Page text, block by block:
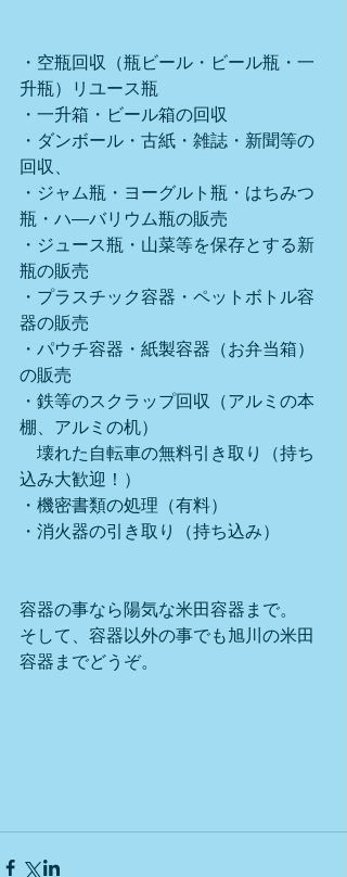
・空瓶回収（瓶ビール・ビール瓶・一
升瓶）リユース瓶
・一升箱・ビール箱の回収
・ダンボール・古紙・雑誌・新聞等の
回収、
・ジャム瓶・ヨーグルト瓶・はちみつ
瓶・ハ―バリウム瓶の販売
・ジュース瓶・山菜等を保存とする新
瓶の販売
・プラスチック容器・ペットボトル容
器の販売
・パウチ容器・紙製容器（お弁当箱）
の販売
・鉄等のスクラップ回収（アルミの本
棚、アルミの机）
壊れた自転車の無料引き取り（持ち
込み大歓迎！）
・機密書類の処理（有料）
・消火器の引き取り（持ち込み）
容器の事なら陽気な米田容器まで。
そして、容器以外の事でも旭川の米田
容器までどうぞ。